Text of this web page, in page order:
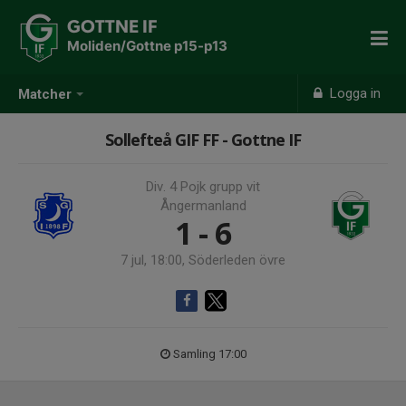
Matcher Logga in
GOTTNE IF
Moliden/Gottne p15-p13
Sollefteå GIF FF - Gottne IF
Div. 4 Pojk grupp vit
Ångermanland
1 - 6
7 jul, 18:00, Söderleden övre
Samling 17:00